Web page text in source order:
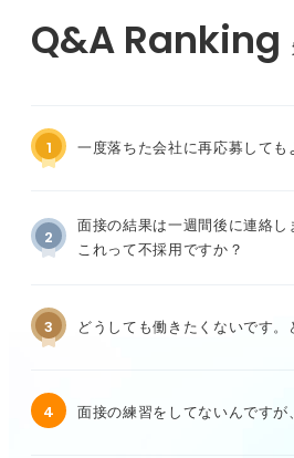
1 一度落ちた会社に再応募しても
2
面接の結果は一週間後に連絡し
これって不採用ですか？
3 どうしても働きたくないです。
4 面接の練習をしてないんですが